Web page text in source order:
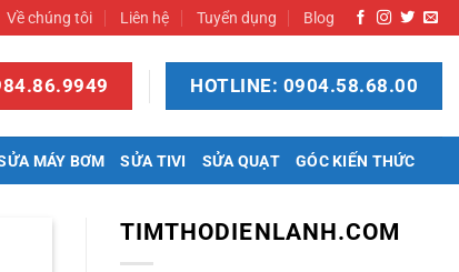
Về chúng tôi Liên hệ Tuyển dụng Blog
HOTLINE: 0904.58.68.00
MÁY BƠM SỬA TIVI SỬA QUẠT GÓC KIẾN THỨC
TIMTHODIENLANH.COM